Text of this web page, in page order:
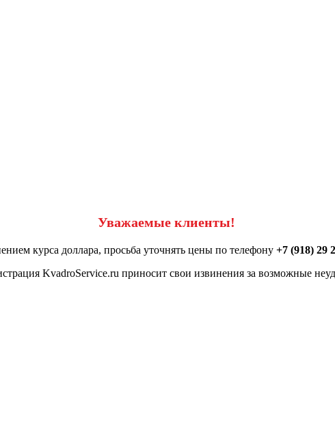
Уважаемые клиенты!
курса доллара, просьба уточнять цены по телефону +7 (918) 29
KvadroService.ru приносит свои извинения за возможные